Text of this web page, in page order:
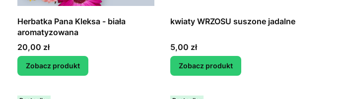
Herbatka Pana Kleksa - biała
aromatyzowana
Cena
20,00 zł
Zobacz produkt
kwiaty WRZOSU suszone jadalne
Cena
5,00 zł
Zobacz produkt